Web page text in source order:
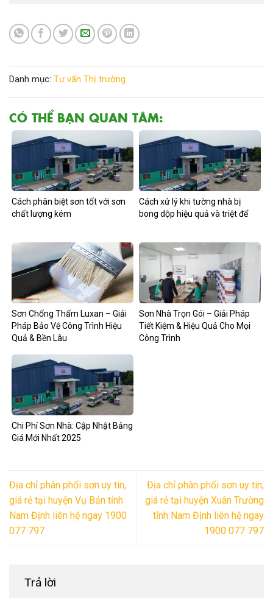
Danh mục: Tư vấn Thị trường
CÓ THỂ BẠN QUAN TÂM:
Cách phân biệt sơn tốt với sơn
chất lượng kém
Cách xử lý khi tường nhà bị
bong dộp hiệu quả và triệt để
Sơn Chống Thấm Luxan – Giải
Pháp Bảo Vệ Công Trình Hiệu
Quả & Bền Lâu
Sơn Nhà Trọn Gói – Giải Pháp
Tiết Kiệm & Hiệu Quả Cho Mọi
Công Trình
Chi Phí Sơn Nhà: Cập Nhật Bảng
Giá Mới Nhất 2025
Địa chỉ phân phối sơn uy tin,
giá rẻ tại huyện Vụ Bản tỉnh
Nam Định liên hệ ngay 1900
077 797
Địa chỉ phân phối sơn uy tin,
giá rẻ tại huyện Xuân Trường
tỉnh Nam Định liên hệ ngay
1900 077 797
Trả lời